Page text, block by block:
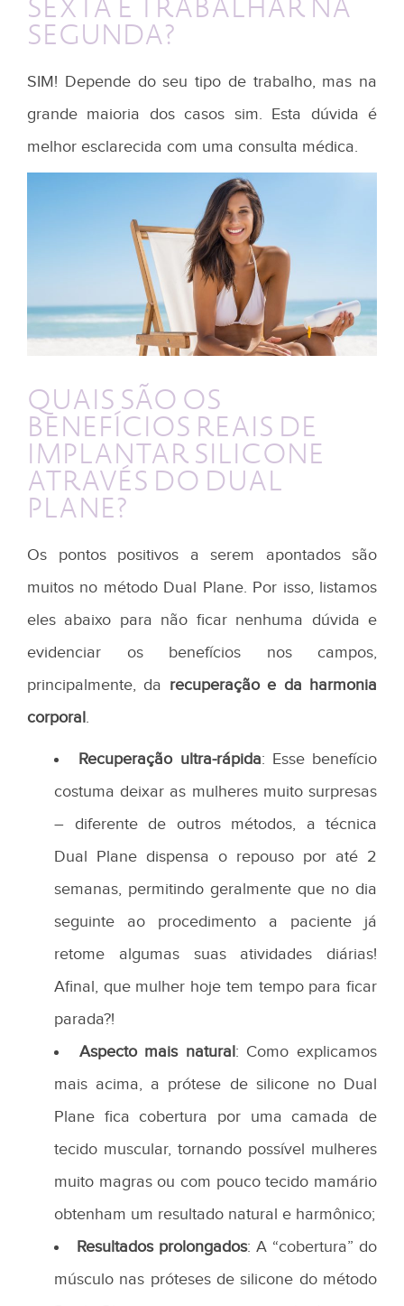
SEGUNDA?
SIM! Depende do seu tipo de trabalho, mas na
grande maioria dos casos sim. Esta dúvida é
melhor esclarecida com uma consulta médica.
QUAIS SÃO OS
BENEFÍCIOS REAIS DE
IMPLANTAR SILICONE
ATRAVÉS DO DUAL
PLANE?
Os pontos positivos a serem apontados são
muitos no método Dual Plane. Por isso, listamos
eles abaixo para não ficar nenhuma dúvida e
evidenciar os benefícios nos campos,
principalmente, da recuperação e da harmonia
corporal.
Recuperação ultra-rápida: Esse benefício
costuma deixar as mulheres muito surpresas
– diferente de outros métodos, a técnica
Dual Plane dispensa o repouso por até 2
semanas, permitindo geralmente que no dia
seguinte ao procedimento a paciente já
retome algumas suas atividades diárias!
Afinal, que mulher hoje tem tempo para ficar
parada?!
Aspecto mais natural: Como explicamos
mais acima, a prótese de silicone no Dual
Plane fica cobertura por uma camada de
tecido muscular, tornando possível mulheres
muito magras ou com pouco tecido mamário
obtenham um resultado natural e harmônico;
Resultados prolongados: A “cobertura” do
músculo nas próteses de silicone do método